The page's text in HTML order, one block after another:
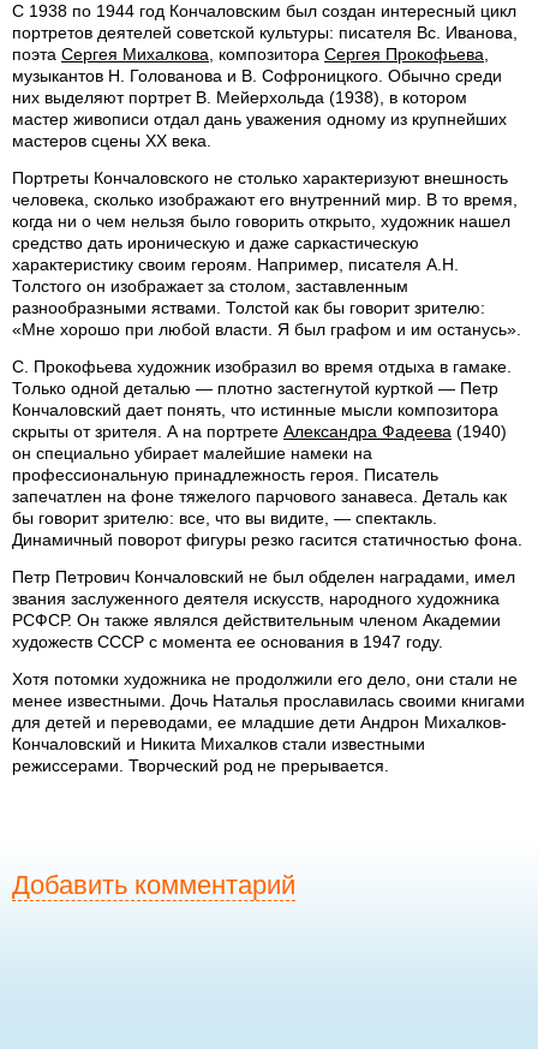
С 1938 по 1944 год Кончаловским был создан интересный цикл
портретов деятелей советской культуры: писателя Вс. Иванова,
поэта Сергея Михалкова, композитора Сергея Прокофьева,
музыкантов Н. Голованова и В. Софроницкого. Обычно среди
них выделяют портрет В. Мейерхольда (1938), в котором
мастер живописи отдал дань уважения одному из крупнейших
мастеров сцены XX века.
Портреты Кончаловского не столько характеризуют внешность
человека, сколько изображают его внутренний мир. В то время,
когда ни о чем нельзя было говорить открыто, художник нашел
средство дать ироническую и даже саркастическую
характеристику своим героям. Например, писателя А.Н.
Толстого он изображает за столом, заставленным
разнообразными яствами. Толстой как бы говорит зрителю:
«Мне хорошо при любой власти. Я был графом и им останусь».
С. Прокофьева художник изобразил во время отдыха в гамаке.
Только одной деталью — плотно застегнутой курткой — Петр
Кончаловский дает понять, что истинные мысли композитора
скрыты от зрителя. А на портрете Александра Фадеева (1940)
он специально убирает малейшие намеки на
профессиональную принадлежность героя. Писатель
запечатлен на фоне тяжелого парчового занавеса. Деталь как
бы говорит зрителю: все, что вы видите, — спектакль.
Динамичный поворот фигуры резко гасится статичностью фона.
Петр Петрович Кончаловский не был обделен наградами, имел
звания заслуженного деятеля искусств, народного художника
РСФСР. Он также являлся действительным членом Академии
художеств СССР с момента ее основания в 1947 году.
Хотя потомки художника не продолжили его дело, они стали не
менее известными. Дочь Наталья прославилась своими книгами
для детей и переводами, ее младшие дети Андрон Михалков-
Кончаловский и Никита Михалков стали известными
режиссерами. Творческий род не прерывается.
Добавить комментарий